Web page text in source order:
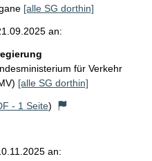
[alle SG dorthin]
an:
für Verkehr
[alle SG dorthin]
- 1 Seite)
an: